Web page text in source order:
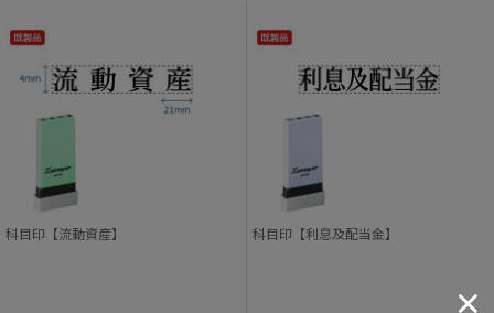
科目印【流動資産】 科目印【利息及配当金】